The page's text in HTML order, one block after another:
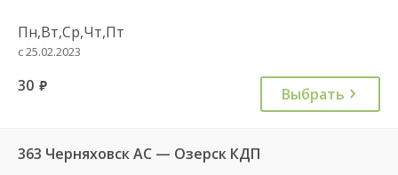
Пн,Вт,Ср,Чт,Пт
с 25.02.2023
30 руб. Выбрать
363 Черняховск АС — Озерск КДП